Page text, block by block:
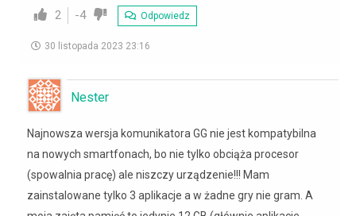
2 -4 Odpowiedz
30 listopada 2023 23:16
Nester
Najnowsza wersja komunikatora GG nie jest kompatybilna
na nowych smartfonach, bo nie tylko obciąża procesor
(spowalnia pracę) ale niszczy urządzenie!!! Mam
zainstalowane tylko 3 aplikacje a w żadne gry nie gram. A